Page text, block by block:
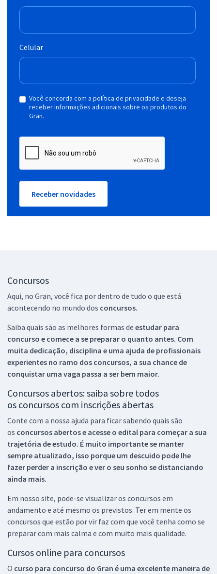
Celular
Você concorda com a política de privacidade e deseja
receber informações adicionais sobre os produtos do
Gran.
Receber novidades
Concursos
Aqui, no Gran, você fica por dentro de tudo o que está
acontecendo no mundo dos concursos.
Saiba quais são as melhores formas de estudar para
concurso e comece a se preparar o quanto antes. Com
muita dedicação, disciplina e uma ajuda de profissionais
experientes no ramo dos concursos, a sua chance de
conquistar uma vaga passa a ser bem maior.
Concursos abertos: saiba sobre todos
os concursos com inscrições abertas
Conte com a nossa ajuda para ficar sabendo quais são
os concursos abertos e acesse o edital para começar a sua
trajetória de estudo. É muito importante se manter
sempre atualizado, isso porque um descuido pode lhe
fazer perder a inscrição e ver o seu sonho se distanciando
ainda mais.
Em nosso site, pode-se visualizar os concursos em
andamento e até mesmo os previstos. Ter em mente os
concursos que estão por vir faz com que você tenha como se
preparar com mais calma e com muito mais qualidade.
Cursos online para concursos
O curso para concurso do Gran é uma excelente maneira de